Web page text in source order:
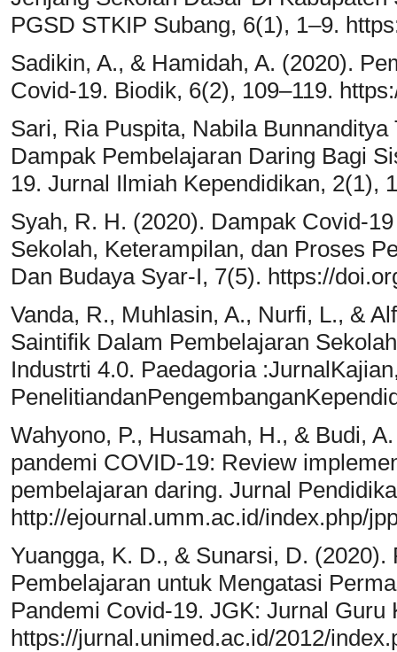
PGSD STKIP Subang, 6(1), 1–9.
Sadikin, A., & Hamidah, A. (2020).
Covid-19. Biodik, 6(2), 109–119.
Sari, Ria Puspita, Nabila
Dampak Pembelajaran Daring Bagi
19. Jurnal Ilmiah Kependidikan, 2(1),
Syah, R. H. (2020). Dampak Covid-
Sekolah, Keterampilan, dan Proses
Dan Budaya Syar-I, 7(5). https://
Vanda, R., Muhlasin, A., Nurfi, L., &
Saintifik Dalam Pembelajaran
Industrti 4.0. Paedagoria
Wahyono, P., Husamah, H., & Budi,
pandemi COVID-19: Review
pembelajaran daring. Jurnal
http://ejournal.umm.ac.id/index.php/
Yuangga, K. D., & Sunarsi, D.
Pembelajaran untuk Mengatasi
Pandemi Covid-19. JGK: Jurnal Guru
https://jurnal.unimed.ac.id/2012/